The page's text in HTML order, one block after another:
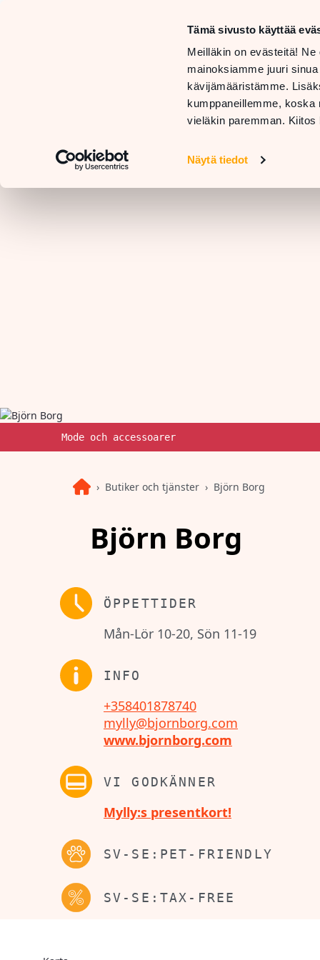
Tämä sivusto käyttää
Meilläkin on evästeitä!
mainoksiamme juuri
kävijämääristämme.
kumppaneillemme,
vieläkin paremman. Kiitos
Näytä tiedot
RESTAURANGER
Mode och accessoarer
Butiker och tjänster Björn Borg
Björn Borg
ÖPPETTIDER
Mån-Lör 10-20, Sön 11-19
INFO
+358401878740
mylly@bjornborg.com
www.bjornborg.com
VI GODKÄNNER
Mylly:s presentkort!
SV-SE:PET-FRIENDLY
SV-SE:TAX-FREE